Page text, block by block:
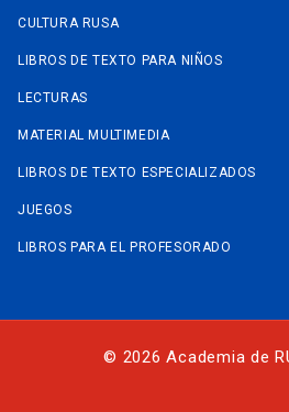
CULTURA RUSA
LIBROS DE TEXTO PARA NIÑOS
LECTURAS
MATERIAL MULTIMEDIA
LIBROS DE TEXTO ESPECIALIZADOS
JUEGOS
LIBROS PARA EL PROFESORADO
© 2026 Academia de